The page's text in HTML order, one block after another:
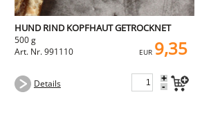
HUND RIND KOPFHAUT GETROCKNET
500 g
Art. Nr. 991110
EUR 9,35
Details +
-